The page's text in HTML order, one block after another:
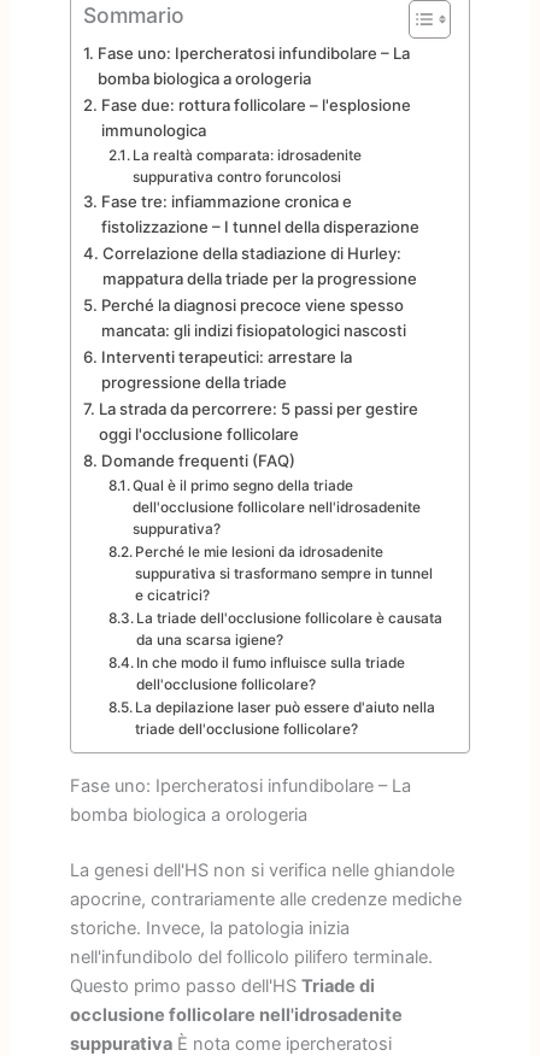
Sommario
Fase uno: Ipercheratosi infundibolare – La
bomba biologica a orologeria
Fase due: rottura follicolare – l'esplosione
immunologica
La realtà comparata: idrosadenite
suppurativa contro foruncolosi
Fase tre: infiammazione cronica e
fistolizzazione – I tunnel della disperazione
Correlazione della stadiazione di Hurley:
mappatura della triade per la progressione
Perché la diagnosi precoce viene spesso
mancata: gli indizi fisiopatologici nascosti
Interventi terapeutici: arrestare la
progressione della triade
La strada da percorrere: 5 passi per gestire
oggi l'occlusione follicolare
Domande frequenti (FAQ)
Qual è il primo segno della triade
dell'occlusione follicolare nell'idrosadenite
suppurativa?
Perché le mie lesioni da idrosadenite
suppurativa si trasformano sempre in tunnel
e cicatrici?
La triade dell'occlusione follicolare è causata
da una scarsa igiene?
In che modo il fumo influisce sulla triade
dell'occlusione follicolare?
La depilazione laser può essere d'aiuto nella
triade dell'occlusione follicolare?
Fase uno: Ipercheratosi infundibolare – La
bomba biologica a orologeria
La genesi dell'HS non si verifica nelle ghiandole
apocrine, contrariamente alle credenze mediche
storiche. Invece, la patologia inizia
nell'infundibolo del follicolo pilifero terminale.
Questo primo passo dell'HS Triade di
occlusione follicolare nell'idrosadenite
suppurativaÈ nota come ipercheratosi